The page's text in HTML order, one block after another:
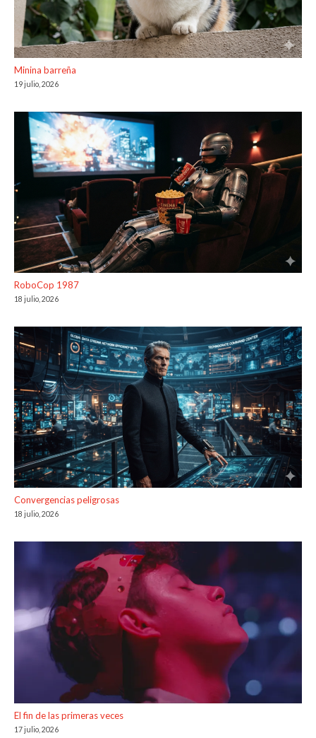
Minina barreña
19 julio, 2026
RoboCop 1987
18 julio, 2026
Convergencias peligrosas
18 julio, 2026
El fin de las primeras veces
17 julio, 2026